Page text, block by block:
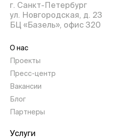
г. Санкт-Петербург
ул. Новгородская, д. 23
БЦ «Базель», офис 320
О нас
Проекты
Пресс-центр
Вакансии
Блог
Партнеры
Услуги